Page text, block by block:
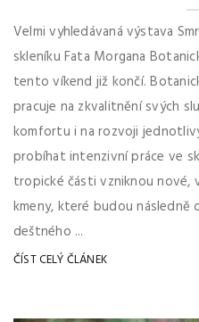
Velmi vyhledávaná výstava
skleníku Fata Morgana
tento víkend již končí.
pracuje na zkvalitnění svých
komfortu i na rozvoji
probíhat intenzivní práce ve
tropické části vzniknou nové,
kmeny, které budou následně
deštného ...
ČÍST CELÝ ČLÁNEK